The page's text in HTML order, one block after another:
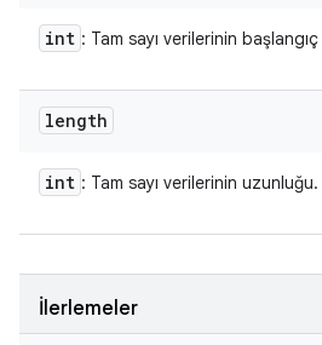
int : Tam sayı verilerinin
length
int : Tam sayı verilerinin uzunluğu.
İlerlemeler